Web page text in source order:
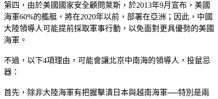
第四，由於美國國家安全顧問萊斯，於2013年9月宣布，美國
海軍60%的艦艇，將在2020年以前，部署在亞洲；因此，中國
大陸領導人可能提前採取軍事行動，以免面對更具優勢的美國
海軍。
不過，以下4項理由，可能會讓北京中南海的領導人，投鼠忌
器：
首先，除非大陸海軍有把握擊潰日本與越南海軍──特別是兩